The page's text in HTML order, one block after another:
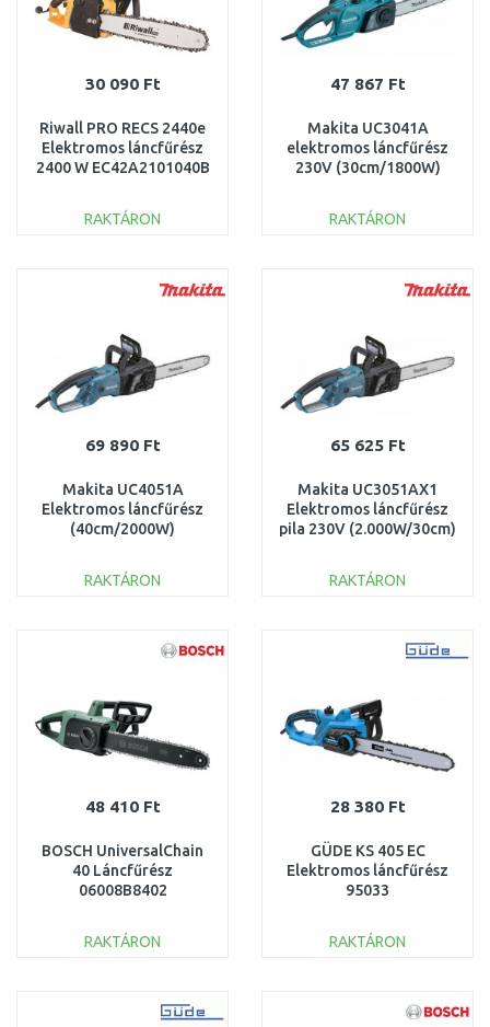
30 090 Ft
Riwall PRO RECS 2440e
Elektromos láncfűrész
2400 W EC42A2101040B
RAKTÁRON
Összehasonlítás
47 867 Ft
Makita UC3041A
elektromos láncfűrész
230V (30cm/1800W)
RAKTÁRON
Összehasonlítás
69 890 Ft
Makita UC4051A
Elektromos láncfűrész
(40cm/2000W)
RAKTÁRON
Összehasonlítás
65 625 Ft
Makita UC3051AX1
Elektromos láncfűrész
pila 230V (2.000W/30cm)
RAKTÁRON
Összehasonlítás
48 410 Ft
BOSCH UniversalChain
40 Láncfűrész
06008B8402
RAKTÁRON
Összehasonlítás
28 380 Ft
GÜDE KS 405 EC
Elektromos láncfűrész
95033
RAKTÁRON
Összehasonlítás